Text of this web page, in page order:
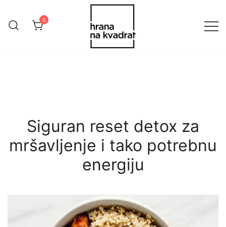
content
0
Siguran reset detox za
mršavljenje i tako potrebnu
energiju